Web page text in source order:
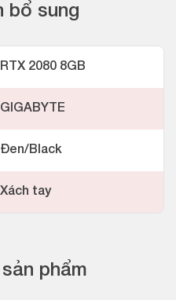
phẩm
bổ sung
RTX 2080 8GB
GIGABYTE
Đen/Black
Xách tay